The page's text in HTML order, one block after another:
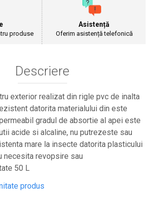
sarma ghimpata
produse
Asistență
Oferim asistență telefonică
Descriere
exterior realizat din rigle pvc de inalta
datorita materialului din este
gradul de absortie al apei este
acide si alcaline, nu putrezeste sau
mare la insecte datorita plasticului
necesita revopsire sau
50 L
produs